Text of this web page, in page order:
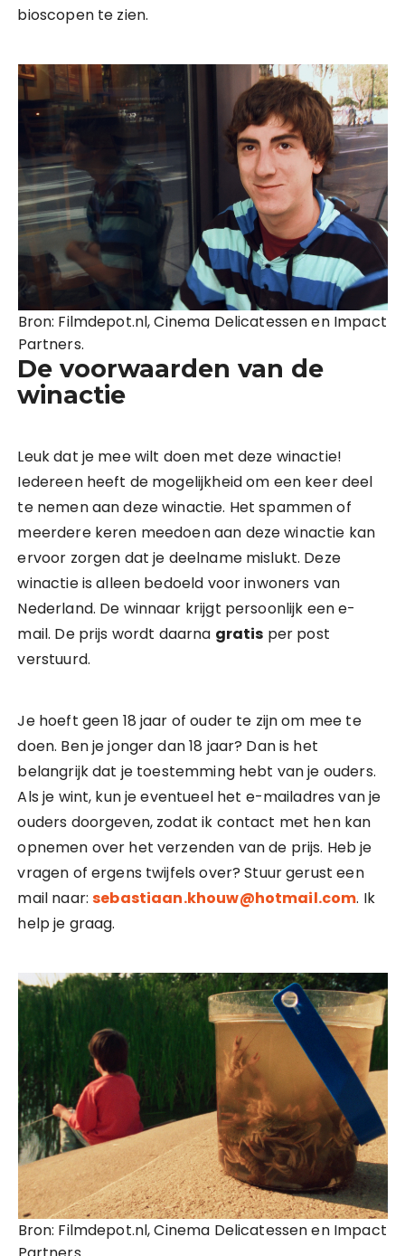
bioscopen te zien.
Bron: Filmdepot.nl, Cinema Delicatessen en Impact
Partners.
De voorwaarden van de
winactie
Leuk dat je mee wilt doen met deze winactie!
Iedereen heeft de mogelijkheid om een keer deel
te nemen aan deze winactie. Het spammen of
meerdere keren meedoen aan deze winactie kan
ervoor zorgen dat je deelname mislukt. Deze
winactie is alleen bedoeld voor inwoners van
Nederland. De winnaar krijgt persoonlijk een e-
mail. De prijs wordt daarna gratis per post
verstuurd.
Je hoeft geen 18 jaar of ouder te zijn om mee te
doen. Ben je jonger dan 18 jaar? Dan is het
belangrijk dat je toestemming hebt van je ouders.
Als je wint, kun je eventueel het e-mailadres van je
ouders doorgeven, zodat ik contact met hen kan
opnemen over het verzenden van de prijs. Heb je
vragen of ergens twijfels over? Stuur gerust een
mail naar:sebastiaan.khouw@hotmail.com. Ik
help je graag.
Bron: Filmdepot.nl, Cinema Delicatessen en Impact